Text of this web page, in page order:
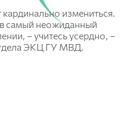
измениться.
самый неожиданный
– учитесь усердно, –
ЭКЦ ГУ МВД.